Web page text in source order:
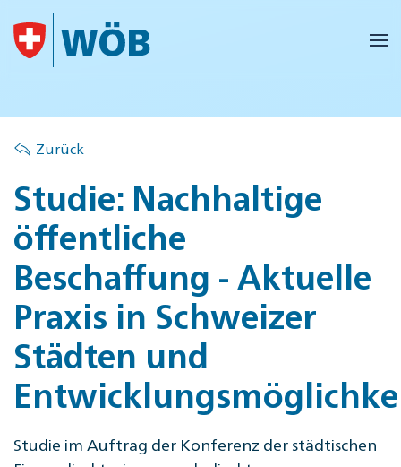
Skip to main content
Zurück
Studie: Nachhaltige
öffentliche
Beschaffung - Aktuelle
Praxis in Schweizer
Städten und
Studie im Auftrag der Konferenz der städtischen